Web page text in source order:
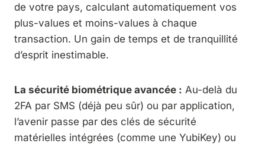
de votre pays, calculant automatiquement vos
plus-values et moins-values à chaque
transaction. Un gain de temps et de tranquillité
d’esprit inestimable.
La sécurité biométrique avancée : Au-delà du
2FA par SMS (déjà peu sûr) ou par application,
l’avenir passe par des clés de sécurité
matérielles intégrées (comme une YubiKey) ou